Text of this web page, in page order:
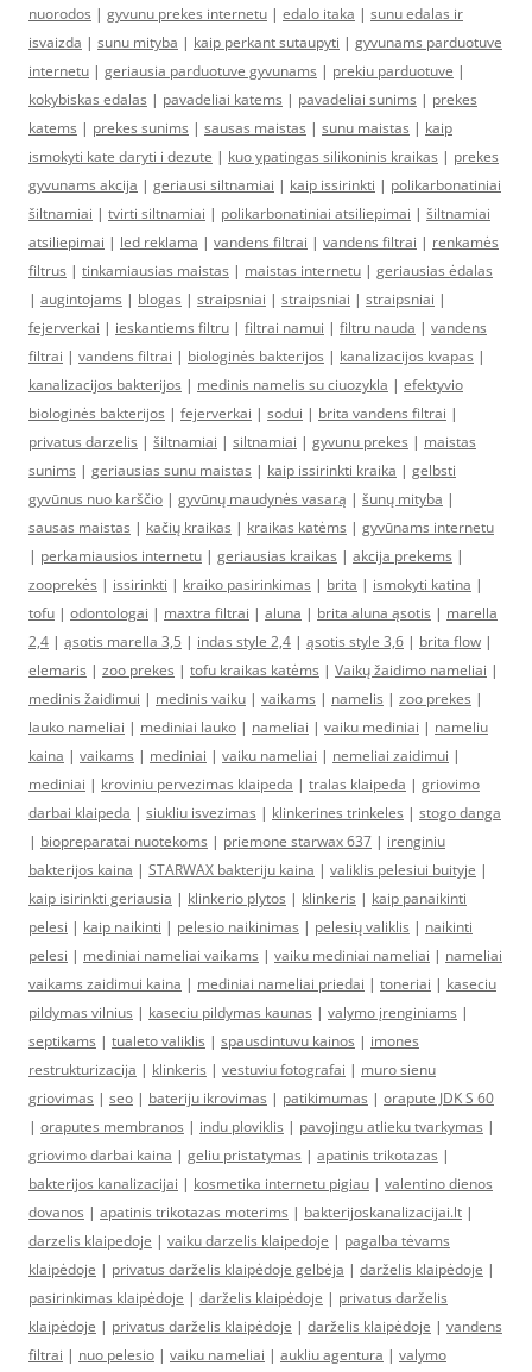
nuorodos | gyvunu prekes internetu | edalo itaka | sunu edalas ir
isvaizda | sunu mityba | kaip perkant sutaupyti | gyvunams parduotuve
internetu | geriausia parduotuve gyvunams | prekiu parduotuve |
kokybiskas edalas | pavadeliai katems | pavadeliai sunims | prekes
katems | prekes sunims | sausas maistas | sunu maistas | kaip
ismokyti kate daryti i dezute | kuo ypatingas silikoninis kraikas | prekes
gyvunams akcija | geriausi siltnamiai | kaip issirinkti | polikarbonatiniai
šiltnamiai | tvirti siltnamiai | polikarbonatiniai atsiliepimai | šiltnamiai
atsiliepimai | led reklama | vandens filtrai | vandens filtrai | renkamės
filtrus | tinkamiausias maistas | maistas internetu | geriausias ėdalas
| augintojams | blogas | straipsniai | straipsniai | straipsniai |
fejerverkai | ieskantiems filtru | filtrai namui | filtru nauda | vandens
filtrai | vandens filtrai | biologinės bakterijos | kanalizacijos kvapas |
kanalizacijos bakterijos | medinis namelis su ciuozykla | efektyvio
biologinės bakterijos | fejerverkai | sodui | brita vandens filtrai |
privatus darzelis | šiltnamiai | siltnamiai | gyvunu prekes | maistas
sunims | geriausias sunu maistas | kaip issirinkti kraika | gelbsti
gyvūnus nuo karščio | gyvūnų maudynės vasarą | šunų mityba |
sausas maistas | kačių kraikas | kraikas katėms | gyvūnams internetu
| perkamiausios internetu | geriausias kraikas | akcija prekems |
zooprekės | issirinkti | kraiko pasirinkimas | brita | ismokyti katina |
tofu | odontologai | maxtra filtrai | aluna | brita aluna ąsotis | marella
2,4 | ąsotis marella 3,5 | indas style 2,4 | ąsotis style 3,6 | brita flow |
elemaris | zoo prekes | tofu kraikas katėms | Vaikų žaidimo nameliai |
medinis žaidimui | medinis vaiku | vaikams | namelis | zoo prekes |
lauko nameliai | mediniai lauko | nameliai | vaiku mediniai | nameliu
kaina | vaikams | mediniai | vaiku nameliai | nemeliai zaidimui |
mediniai | kroviniu pervezimas klaipeda | tralas klaipeda | griovimo
darbai klaipeda | siukliu isvezimas | klinkerines trinkeles | stogo danga
| biopreparatai nuotekoms | priemone starwax 637 | irenginiu
bakterijos kaina | STARWAX bakteriju kaina | valiklis pelesiui buityje |
kaip isirinkti geriausia | klinkerio plytos | klinkeris | kaip panaikinti
pelesi | kaip naikinti | pelesio naikinimas | pelesių valiklis | naikinti
pelesi | mediniai nameliai vaikams | vaiku mediniai nameliai | nameliai
vaikams zaidimui kaina | mediniai nameliai priedai | toneriai | kaseciu
pildymas vilnius | kaseciu pildymas kaunas | valymo įrenginiams |
septikams | tualeto valiklis | spausdintuvu kainos | imones
restrukturizacija | klinkeris | vestuviu fotografai | muro sienu
griovimas | seo | bateriju ikrovimas | patikimumas | orapute JDK S 60
| oraputes membranos | indu ploviklis | pavojingu atlieku tvarkymas |
griovimo darbai kaina | geliu pristatymas | apatinis trikotazas |
bakterijos kanalizacijai | kosmetika internetu pigiau | valentino dienos
dovanos | apatinis trikotazas moterims | bakterijoskanalizacijai.lt |
darzelis klaipedoje | vaiku darzelis klaipedoje | pagalba tėvams
klaipėdoje | privatus darželis klaipėdoje gelbėja | darželis klaipėdoje |
pasirinkimas klaipėdoje | darželis klaipėdoje | privatus darželis
klaipėdoje | privatus darželis klaipėdoje | darželis klaipėdoje | vandens
filtrai | nuo pelesio | vaiku nameliai | aukliu agentura | valymo